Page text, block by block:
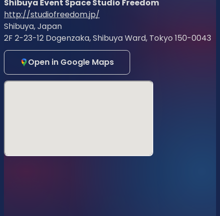
MANON X SUNNYONLY1
OKAMOTOREIJI (OKAMOTO’S)
giorgio blaise givvn
ViDA
SUGAR HIGH
Shibuya Event Space Studio Freedom
http://studiofreedom.jp/
Shibuya, Japan
2F 2-23-12 Dogenzaka, Shibuya Ward, Tokyo 150-0043
Open in Google Maps